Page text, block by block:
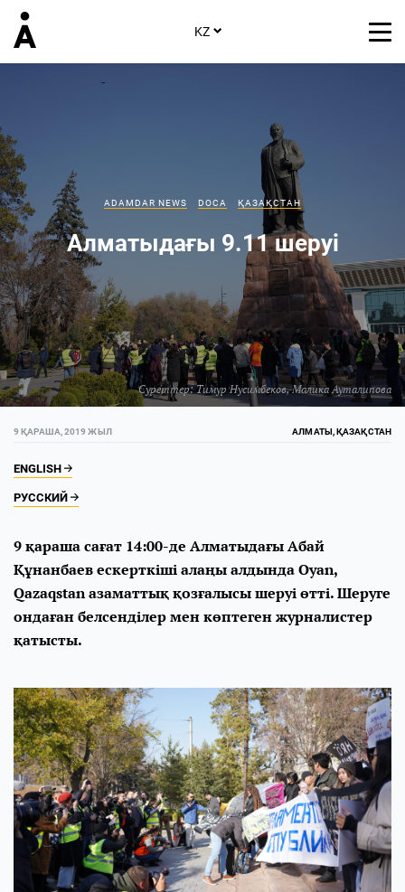
KZ
Суреттер:Тимур Нусимбеков,Малика Ауталипова
ADAMDAR NEWS DOCA ҚАЗАҚСТАН
Алматыдағы 9.11 шеруі
9 ҚАРАША, 2019 ЖЫЛ АЛМАТЫ, ҚАЗАҚСТАН
ENGLISH
РУССКИЙ
9 қараша сағат 14:00-де Алматыдағы Абай
Құнанбаев ескерткіші алаңы алдында Oyan,
Qazaqstan азаматтық қозғалысы шеруі өтті. Шеруге
ондаған белсенділер мен көптеген журналистер
қатысты.